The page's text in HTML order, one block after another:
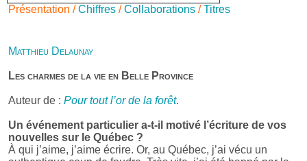
Présentation /Chiffres /Collaborations /Titres
Matthieu Delaunay
Les charmes de la vie en Belle Province
Auteur de : Pour tout l’or de la forêt.
Un événement particulier a-t-il motivé l’écriture de vos
nouvelles sur le Québec ?
À qui j’aime, j’aime écrire. Or, au Québec, j’ai vécu un